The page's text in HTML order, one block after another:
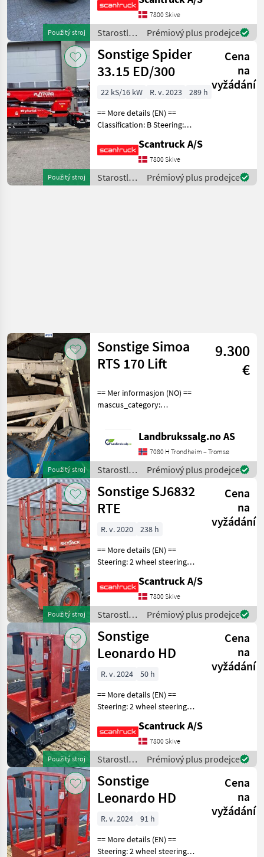
Použitý stroj
7800 Skive
Starostlivosť
o stromy /
Sonstige
Prémiový plus prodejce
Použitý stroj
Sonstige Spider
33.15 ED/300
Cena
na
vyžádání
22 kS/16 kW R. v. 2023
289 h
== More details (EN) ==
Classification: B Steering:
undercarriage: 4 stabilizers -
automatic leveling, Variable
undercarriage Electric
motor (
Scantruck A/S
7800 Skive
Starostlivosť
o stromy /
Prémiový plus prodejce
Použitý stroj
Sonstige Simoa
RTS 170 Lift
9.300
€
== Mer informasjon (NO) ==
mascus_category:
reference number upon
request: 9111 See
en.landbrukssalg.no/9111
for mo
Landbrukssalg.no AS
7080 H Trondheim – Tromsø
Starostlivosť
o stromy /
Sonstige
Prémiový plus prodejce
Použitý stroj
Sonstige SJ6832
RTE
Cena
na
vyžádání
R. v. 2020
238 h
== More details (EN) ==
Steering: 2 wheel steering
stabilizers - automatic
leveling Wheel front type:
None marking Wheel rear
type: None
Scantruck A/S
7800 Skive
Starostlivosť
o stromy /
Sonstige
Prémiový plus prodejce
Použitý stroj
Sonstige
Leonardo HD
Cena
na
vyžádání
R. v. 2024
50 h
== More details (EN) ==
Steering: 2 wheel steering
marking tires Wheel rear
type: Non-marking tires
Lifting speed up/down
(sek.): 16/21 Plat
Scantruck A/S
7800 Skive
Starostlivosť
o stromy /
Sonstige
Prémiový plus prodejce
Sonstige
Leonardo HD
Cena
na
vyžádání
R. v. 2024
91 h
== More details (EN) ==
Steering: 2 wheel steering